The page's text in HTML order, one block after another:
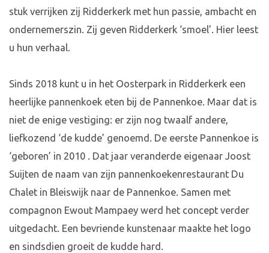
stuk verrijken zij Ridderkerk met hun passie, ambacht en
ondernemerszin. Zij geven Ridderkerk ‘smoel’. Hier leest
u hun verhaal.
Sinds 2018 kunt u in het Oosterpark in Ridderkerk een
heerlijke pannenkoek eten bij de Pannenkoe. Maar dat is
niet de enige vestiging: er zijn nog twaalf andere,
liefkozend ‘de kudde’ genoemd. De eerste Pannenkoe is
‘geboren’ in 2010 . Dat jaar veranderde eigenaar Joost
Suijten de naam van zijn pannenkoekenrestaurant Du
Chalet in Bleiswijk naar de Pannenkoe. Samen met
compagnon Ewout Mampaey werd het concept verder
uitgedacht. Een bevriende kunstenaar maakte het logo
en sindsdien groeit de kudde hard.